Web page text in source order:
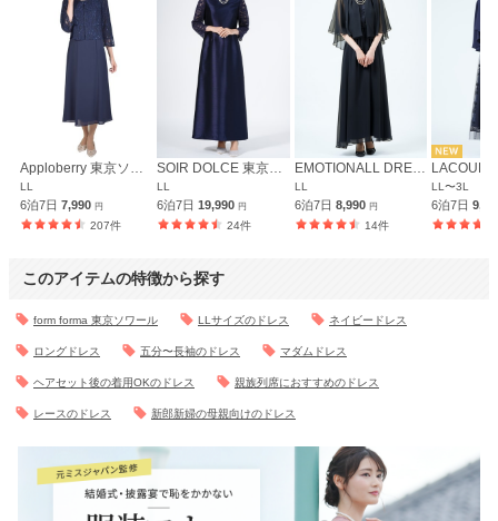
LL
6泊7日 7,990 円
207件
LL
6泊7日19,990円
24件
EMOTIONALL DRESSES 東京ソワール
LL
6泊7日 8,990 円
14件
LACOUPE
LL〜3L
6泊7日
このアイテムの特徴から探す
form forma 東京ソワール LLサイズのドレス ネイビードレス
ロングドレス 五分〜長袖のドレス マダムドレス
ヘアセット後の着用OKのドレス 親族列席におすすめのドレス
レースのドレス 新郎新婦の母親向けのドレス